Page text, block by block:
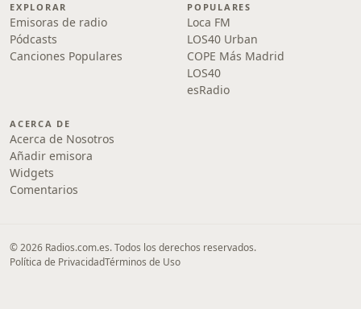
EXPLORAR
Emisoras de radio
Pódcasts
Canciones Populares
POPULARES
Loca FM
LOS40 Urban
COPE Más Madrid
LOS40
esRadio
ACERCA DE
Acerca de Nosotros
Añadir emisora
Widgets
Comentarios
© 2026 Radios.com.es. Todos los derechos reservados.
Política de PrivacidadTérminos de Uso